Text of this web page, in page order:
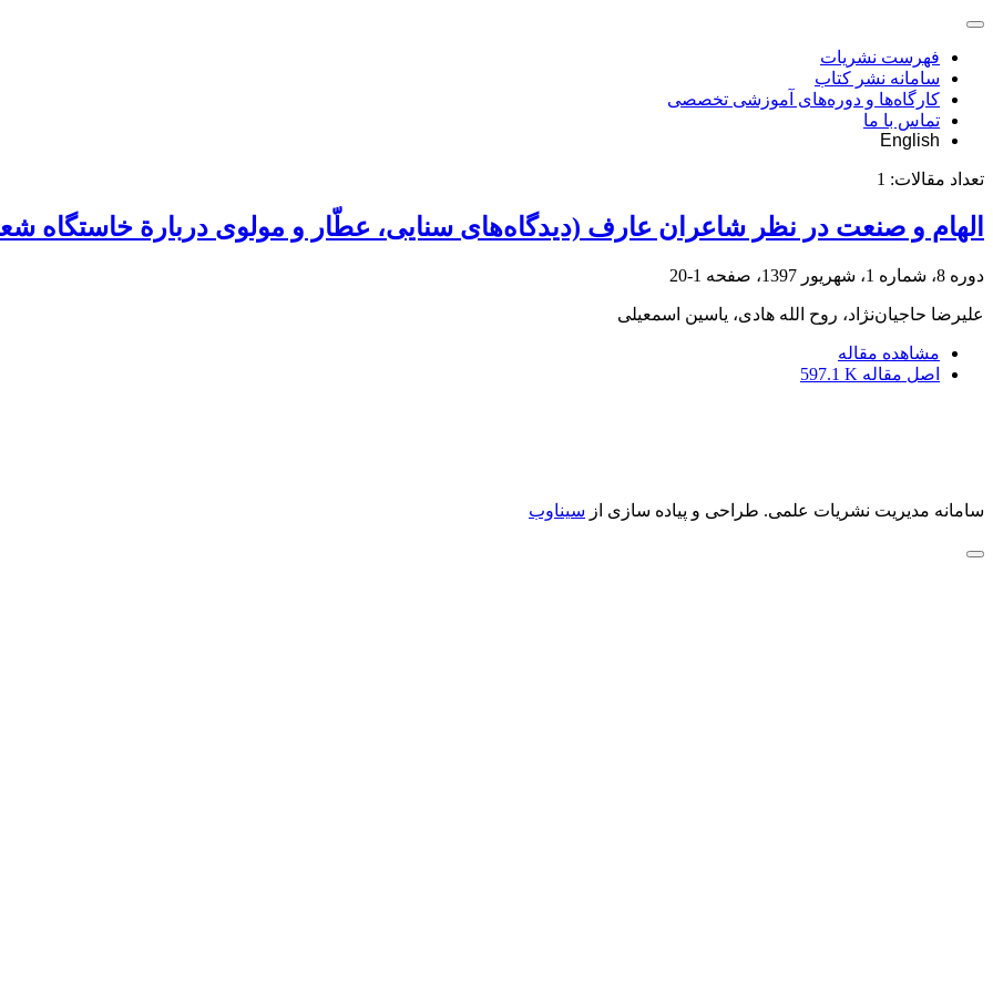
فهرست نشریات
سامانه نشر کتاب
کارگاه‌ها و دوره‌های آموزشی تخصصی
تماس با ما
English
تعداد مقالات: 1
الهام و صنعت در نظر شاعران عارف (دیدگاه‌های سنایی، عطّار و مولوی دربارة خاستگاه
دوره 8، شماره 1، شهریور 1397، صفحه 1-20
علیرضا حاجیا‌ن‌نژاد، روح الله هادی، یاسین اسمعیلی
مشاهده مقاله
اصل مقاله 597.1 K
سامانه مدیریت نشریات علمی. طراحی و پیاده سازی از سیناوب